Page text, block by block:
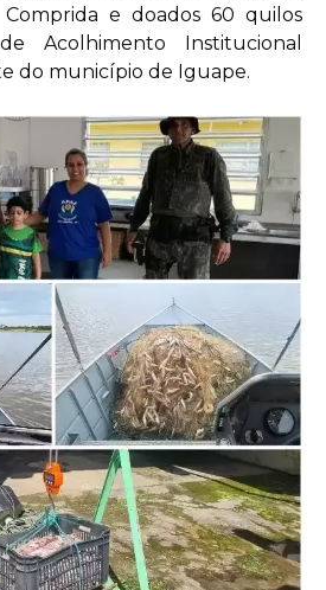
e doados 60 quilos
Acolhimento Institucional
do município de Iguape.